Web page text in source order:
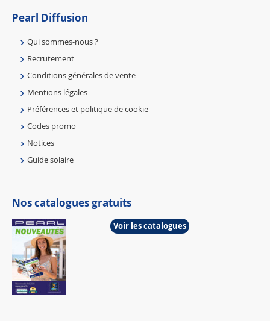
Pearl Diffusion
Qui sommes-nous ?
Recrutement
Conditions générales de vente
Mentions légales
Préférences et politique de cookie
Codes promo
Notices
Guide solaire
Nos catalogues gratuits
Voir les catalogues